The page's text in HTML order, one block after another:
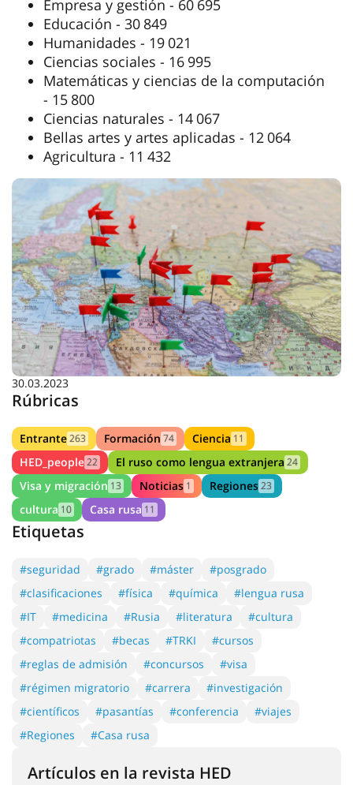
Empresa y gestión - 60 695
Educación - 30 849
Humanidades - 19 021
Ciencias sociales - 16 995
Matemáticas y ciencias de la computación
- 15 800
Ciencias naturales - 14 067
Bellas artes y artes aplicadas - 12 064
Agricultura - 11 432
30.03.2023
Rúbricas
Entrante263 Formación 74 Ciencia 11
HED_people22 El ruso como lengua extranjera 24
Visa y migración 13 Noticias 1 Regiones23
cultura 10 Casa rusa 11
Etiquetas
#seguridad #grado #máster
#posgrado
#clasificaciones
#física #química
#lengua rusa
#IT
#medicina #Rusia #literatura
#cultura
#compatriotas
#becas #TRKI
#cursos
#reglas de admisión
#concursos
#visa
#régimen migratorio
#carrera
#investigación
#científicos
#pasantías #conferencia
#viajes
#Regiones
#Casa rusa
Artículos en la revista HED